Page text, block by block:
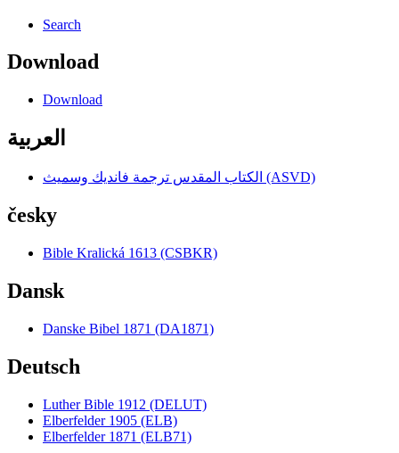
Search
Download
Download
العربية
الكتاب المقدس ترجمة فانديك وسميث (ASVD)
česky
Bible Kralická 1613 (CSBKR)
Dansk
Danske Bibel 1871 (DA1871)
Deutsch
Luther Bible 1912 (DELUT)
Elberfelder 1905 (ELB)
Elberfelder 1871 (ELB71)